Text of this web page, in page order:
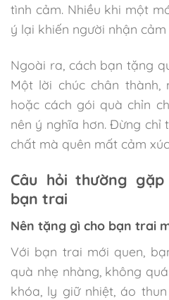
tình cảm. Nhiều khi một
ý lại khiến người nhận
Ngoài ra, cách bạn tặng
Một lời chúc chân
hoặc cách gói quà chỉn
nên ý nghĩa hơn. Đừng
chất mà quên mất cảm
Câu hỏi thường
bạn trai
Nên tặng gì cho bạn trai
Với bạn trai mới quen,
quà nhẹ nhàng, không
khóa, ly giữ nhiệt, áo